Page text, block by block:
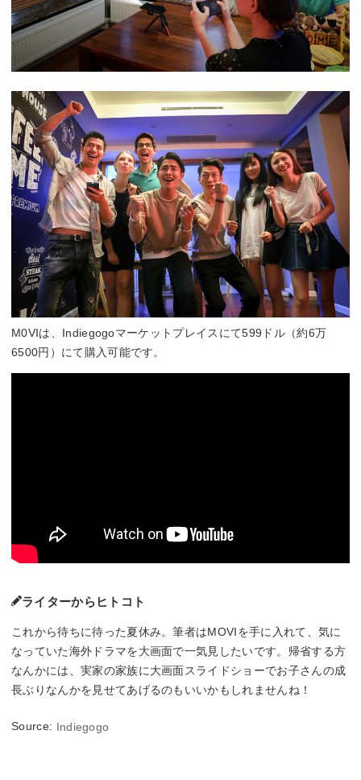
M0VIは、Indiegogoマーケットプレイスにて599ドル（約6万
6500円）にて購入可能です。
ライターからヒトコト
これから待ちに待った夏休み。筆者はMOVIを手に入れて、気に
なっていた海外ドラマを大画面で一気見したいです。帰省する方
なんかには、実家の家族に大画面スライドショーでお子さんの成
長ぶりなんかを見せてあげるのもいいかもしれませんね！
Source: Indiegogo